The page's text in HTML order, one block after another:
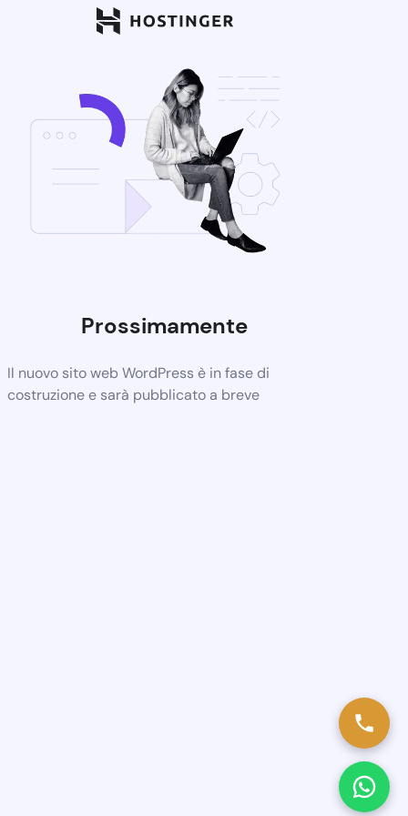
Prossimamente
Il nuovo sito web WordPress è in fase di
costruzione e sarà pubblicato a breve